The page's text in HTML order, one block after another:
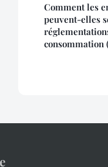
Comment les
peuvent-elles
consommation